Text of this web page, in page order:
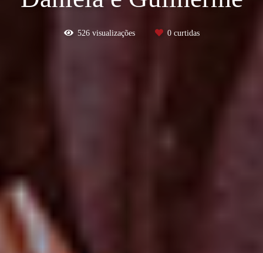
526visualizações 0curtidas